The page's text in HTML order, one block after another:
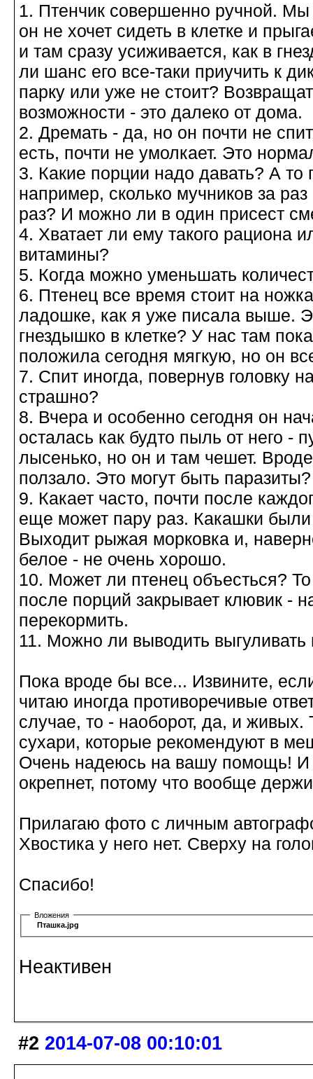
1. Птенчик совершенно ручной. Мы
он не хочет сидеть в клетке и
и там сразу усиживается, как в
ли шанс его все-таки приучить к
парку или уже не стоит?
возможности - это далеко от дома.
2. Дремать - да, но он почти не
есть, почти не умолкает. Это
3. Какие порции надо давать? А то
например, сколько мучников за
раз? И можно ли в один присест
4. Хватает ли ему такого рациона
витамины?
5. Когда можно уменьшать
6. Птенец все время стоит на
ладошке, как я уже писала выше.
гнездышко в клетке? У нас там
положила сегодня мягкую, но он
7. Спит иногда, повернув
страшно?
8. Вчера и особенно сегодня он
осталась как будто пыль от него -
лысенько, но он и там чешет.
ползало. Это могут быть паразиты?
9. Какает часто, почти после
еще может пару раз. Какашки
Выходит рыжая морковка и,
белое - не очень хорошо.
10. Может ли птенец объесться?
после порций закрывает клювик -
перекормить.
11. Можно ли выводить выгуливать
Пока вроде бы все... Извините,
читаю иногда противоречивые
случае, то - наоборот, да, и
сухари, которые рекомендуют в
Очень надеюсь на вашу помощь! И
окрепнет, потому что вообще
Прилагаю фото с личным
Хвостика у него нет. Сверху на
Спасибо!
Вложения
Пташка.jpg
Неактивен
#2 2014-07-08 00:10:01